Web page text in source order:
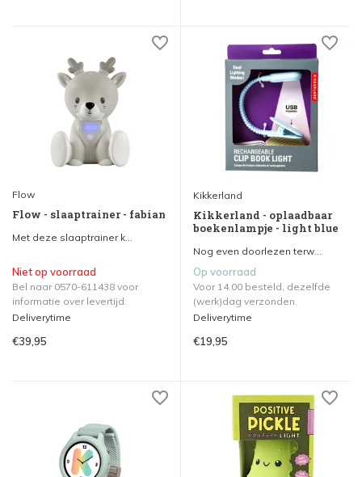
Flow
Flow - slaaptrainer - fabian
Met deze slaaptrainer k...
Niet op voorraad
Bel naar 0570-611438 voor
informatie over levertijd.
Deliverytime
€39,95
Kikkerland
Kikkerland - oplaadbaar
boekenlampje - light blue
Nog even doorlezen terw...
Op voorraad
Voor 14.00 besteld, dezelfde
(werk)dag verzonden.
Deliverytime
€19,95